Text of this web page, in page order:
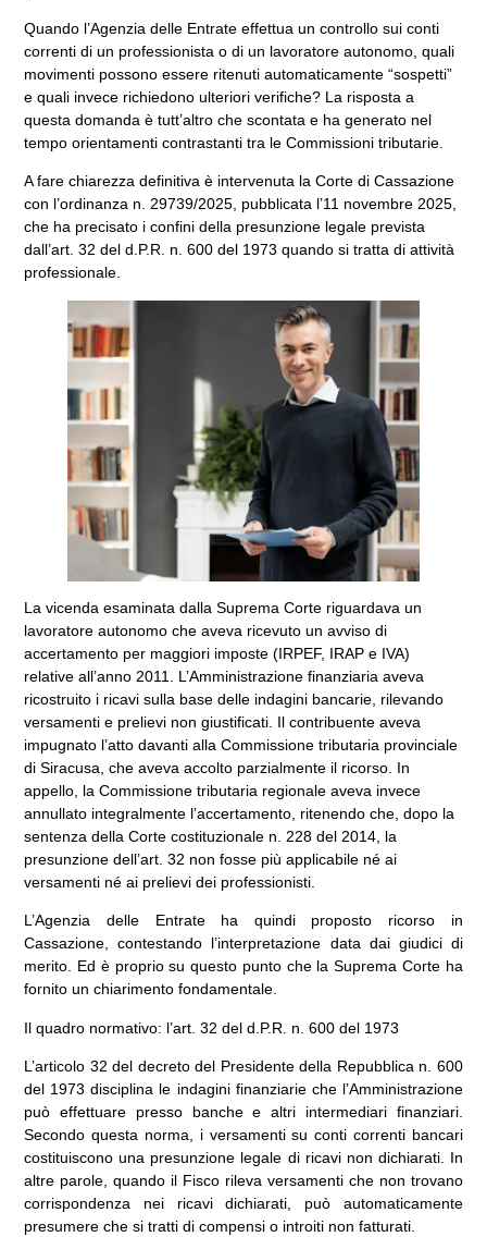
Quando l’Agenzia delle Entrate effettua un controllo sui conti
correnti di un professionista o di un lavoratore autonomo, quali
movimenti possono essere ritenuti automaticamente “sospetti”
e quali invece richiedono ulteriori verifiche? La risposta a
questa domanda è tutt’altro che scontata e ha generato nel
tempo orientamenti contrastanti tra le Commissioni tributarie.
A fare chiarezza definitiva è intervenuta la Corte di Cassazione
con l’ordinanza n. 29739/2025, pubblicata l’11 novembre 2025,
che ha precisato i confini della presunzione legale prevista
dall’art. 32 del d.P.R. n. 600 del 1973 quando si tratta di attività
professionale.
La vicenda esaminata dalla Suprema Corte riguardava un
lavoratore autonomo che aveva ricevuto un avviso di
accertamento per maggiori imposte (IRPEF, IRAP e IVA)
relative all’anno 2011. L’Amministrazione finanziaria aveva
ricostruito i ricavi sulla base delle indagini bancarie, rilevando
versamenti e prelievi non giustificati. Il contribuente aveva
impugnato l’atto davanti alla Commissione tributaria provinciale
di Siracusa, che aveva accolto parzialmente il ricorso. In
appello, la Commissione tributaria regionale aveva invece
annullato integralmente l’accertamento, ritenendo che, dopo la
sentenza della Corte costituzionale n. 228 del 2014, la
presunzione dell’art. 32 non fosse più applicabile né ai
versamenti né ai prelievi dei professionisti.
L’Agenzia delle Entrate ha quindi proposto ricorso in
Cassazione, contestando l’interpretazione data dai giudici di
merito. Ed è proprio su questo punto che la Suprema Corte ha
fornito un chiarimento fondamentale.
Il quadro normativo: l’art. 32 del d.P.R. n. 600 del 1973
L’articolo 32 del decreto del Presidente della Repubblica n. 600
del 1973 disciplina le indagini finanziarie che l’Amministrazione
può effettuare presso banche e altri intermediari finanziari.
Secondo questa norma, i versamenti su conti correnti bancari
costituiscono una presunzione legale di ricavi non dichiarati. In
altre parole, quando il Fisco rileva versamenti che non trovano
corrispondenza nei ricavi dichiarati, può automaticamente
presumere che si tratti di compensi o introiti non fatturati.